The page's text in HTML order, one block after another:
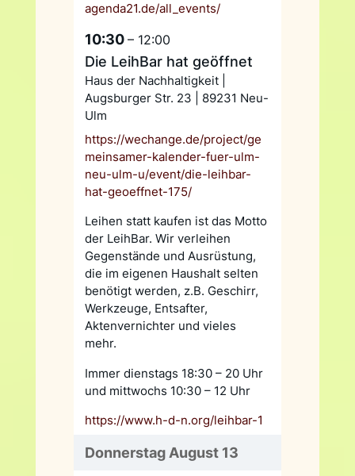
agenda21.de/all_events/
10:30– 12:00
Die LeihBar hat geöffnet
Haus der Nachhaltigkeit |
Augsburger Str. 23 | 89231 Neu-
Ulm
https://wechange.de/project/ge
meinsamer-kalender-fuer-ulm-
neu-ulm-u/event/die-leihbar-
hat-geoeffnet-175/
Leihen statt kaufen ist das Motto
der LeihBar. Wir verleihen
Gegenstände und Ausrüstung,
die im eigenen Haushalt selten
benötigt werden, z.B. Geschirr,
Werkzeuge, Entsafter,
Aktenvernichter und vieles
mehr.
Immer dienstags 18:30 – 20 Uhr
und mittwochs 10:30 – 12 Uhr
https://www.h-d-n.org/leihbar-1
Donnerstag August 13